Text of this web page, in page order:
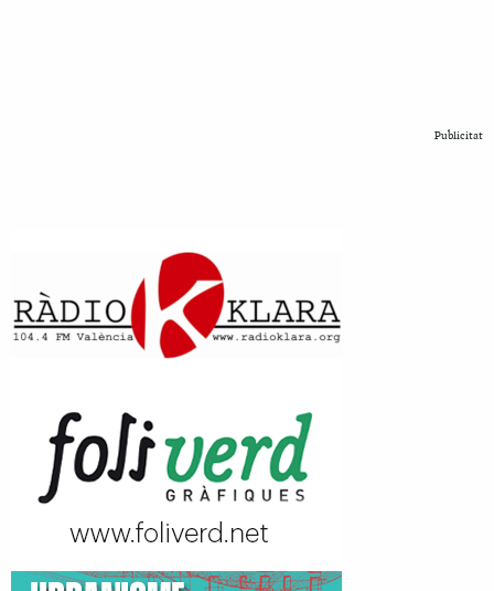
Publicitat